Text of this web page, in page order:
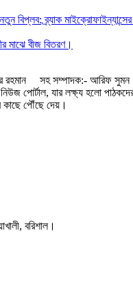
বিপ্লব: ব্র্যাক
মাঝে বীজ বিতরণ।
রহমান সহ সম্পাদক:- আরিফ সুমন
পোর্টাল, যার লক্ষ্য হলো
কাছে পৌঁছে দেয়।
বরিশাল।